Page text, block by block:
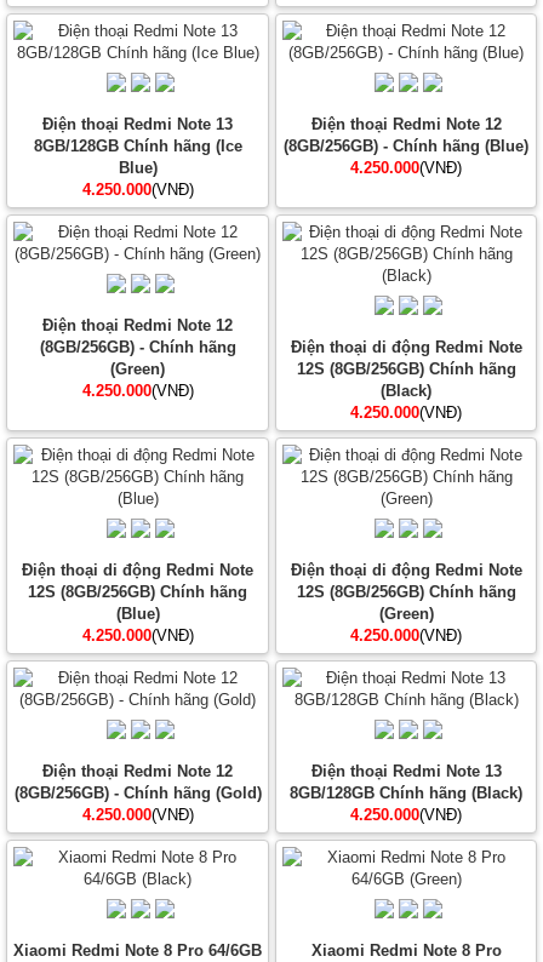
Điện thoại Redmi Note 13
8GB/128GB Chính hãng (Ice
Blue)
4.250.000(VNĐ)
Điện thoại Redmi Note 12
(8GB/256GB) - Chính hãng (Blue)
4.250.000(VNĐ)
Điện thoại Redmi Note 12
(8GB/256GB) - Chính hãng
(Green)
4.250.000(VNĐ)
Điện thoại di động Redmi Note
12S (8GB/256GB) Chính hãng
(Black)
4.250.000(VNĐ)
Điện thoại di động Redmi Note
12S (8GB/256GB) Chính hãng
(Blue)
4.250.000(VNĐ)
Điện thoại di động Redmi Note
12S (8GB/256GB) Chính hãng
(Green)
4.250.000(VNĐ)
Điện thoại Redmi Note 12
(8GB/256GB) - Chính hãng (Gold)
4.250.000(VNĐ)
Điện thoại Redmi Note 13
8GB/128GB Chính hãng (Black)
4.250.000(VNĐ)
Xiaomi Redmi Note 8 Pro 64/6GB
Xiaomi Redmi Note 8 Pro